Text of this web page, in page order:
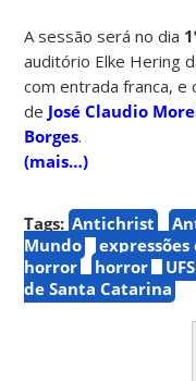
A sessão será no dia
auditório Elke Hering
com entrada franca, e
de José Claudio
Borges.
(mais…)
Tags: Antichrist
Mundo
expressões
horror
horror
de Santa Catarina